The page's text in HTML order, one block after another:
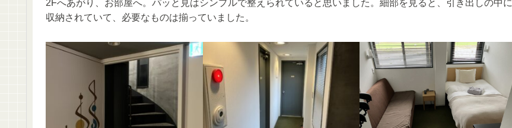
2Fへあがり、お部屋へ。パッと見はシンプルで整えられていると思いました。細部を見ると、引き出しの中に
収納されていて、必要なものは揃っていました。